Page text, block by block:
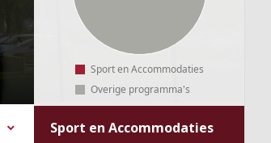
Sport en Accommodaties
Overige programma's
Sport en Accommodaties